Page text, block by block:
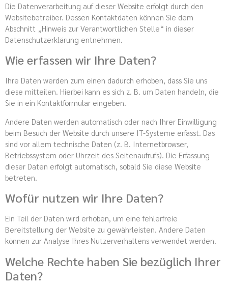
Die Datenverarbeitung auf dieser Website erfolgt durch den
Websitebetreiber. Dessen Kontaktdaten können Sie dem
Abschnitt „Hinweis zur Verantwortlichen Stelle“ in dieser
Datenschutzerklärung entnehmen.
Wie erfassen wir Ihre Daten?
Ihre Daten werden zum einen dadurch erhoben, dass Sie uns
diese mitteilen. Hierbei kann es sich z. B. um Daten handeln, die
Sie in ein Kontaktformular eingeben.
Andere Daten werden automatisch oder nach Ihrer Einwilligung
beim Besuch der Website durch unsere IT-Systeme erfasst. Das
sind vor allem technische Daten (z. B. Internetbrowser,
Betriebssystem oder Uhrzeit des Seitenaufrufs). Die Erfassung
dieser Daten erfolgt automatisch, sobald Sie diese Website
betreten.
Wofür nutzen wir Ihre Daten?
Ein Teil der Daten wird erhoben, um eine fehlerfreie
Bereitstellung der Website zu gewährleisten. Andere Daten
können zur Analyse Ihres Nutzerverhaltens verwendet werden.
Welche Rechte haben Sie bezüglich Ihrer
Daten?